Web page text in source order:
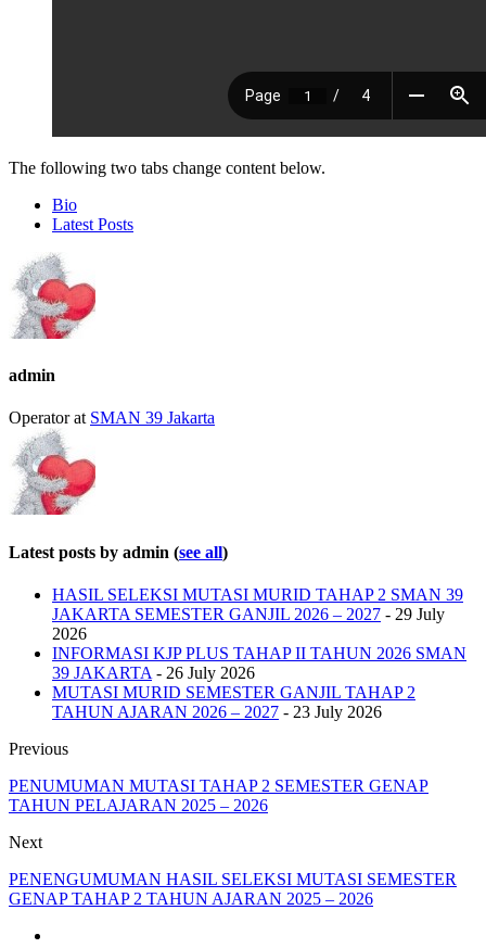
The following two tabs change content below.
Bio
Latest Posts
admin
Operatorat SMAN 39 Jakarta
Latest posts by admin (see all)
HASIL SELEKSI MUTASI MURID TAHAP 2 SMAN 39
JAKARTA SEMESTER GANJIL 2026 – 2027 - 29 July
2026
INFORMASI KJP PLUS TAHAP II TAHUN 2026 SMAN
39 JAKARTA - 26 July 2026
MUTASI MURID SEMESTER GANJIL TAHAP 2
TAHUN AJARAN 2026 – 2027 - 23 July 2026
Previous
PENUMUMAN MUTASI TAHAP 2 SEMESTER GENAP
TAHUN PELAJARAN 2025 – 2026
Next
PENENGUMUMAN HASIL SELEKSI MUTASI SEMESTER
GENAP TAHAP 2 TAHUN AJARAN 2025 – 2026